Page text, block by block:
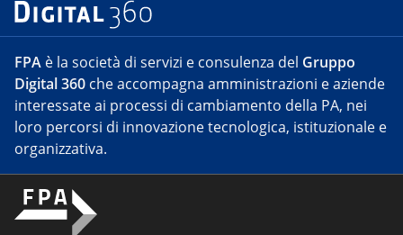
FPA è la società di servizi e consulenza del Gruppo
Digital 360 che accompagna amministrazioni e aziende
interessate ai processi di cambiamento della PA, nei
loro percorsi di innovazione tecnologica, istituzionale e
organizzativa.